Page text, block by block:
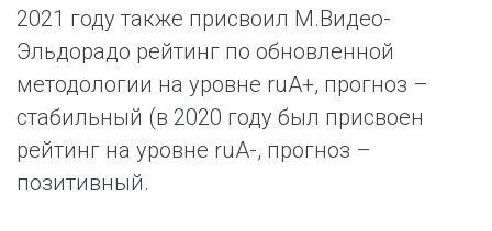
2021 году также присвоил М.Видео-
Эльдорадо рейтинг по обновленной
методологии на уровне ruА+, прогноз –
стабильный (в 2020 году был присвоен
рейтинг на уровне ruA-, прогноз –
позитивный.